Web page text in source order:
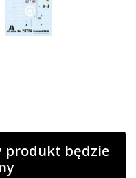
produkt będzie